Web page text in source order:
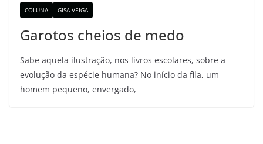
COLUNA GISA VEIGA
Garotos cheios de medo
Sabe aquela ilustração, nos livros escolares, sobre a
evolução da espécie humana? No início da fila, um
homem pequeno, envergado,